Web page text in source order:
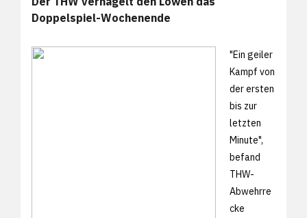
Doppelspiel-Wochenende
"Ein geiler
Kampf von
der ersten
bis zur
letzten
Minute",
befand
THW-
Abwehrre
cke